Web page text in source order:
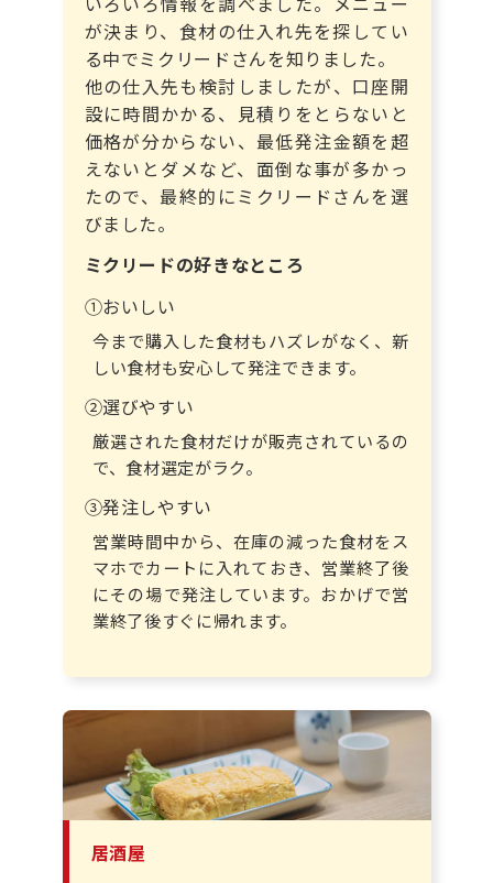
が決まり、食材の仕入れ先を探してい
る中でミクリードさんを知りました。
他の仕入先も検討しましたが、口座開
設に時間かかる、見積りをとらないと
価格が分からない、最低発注金額を超
えないとダメなど、面倒な事が多かっ
たので、最終的にミクリードさんを選
びました。
ミクリードの好きなところ
①おいしい
今まで購入した食材もハズレがなく、新
しい食材も安心して発注できます。
②選びやすい
厳選された食材だけが販売されているの
で、食材選定がラク。
③発注しやすい
営業時間中から、在庫の減った食材をス
マホでカートに入れておき、営業終了後
にその場で発注しています。おかげで営
業終了後すぐに帰れます。
居酒屋